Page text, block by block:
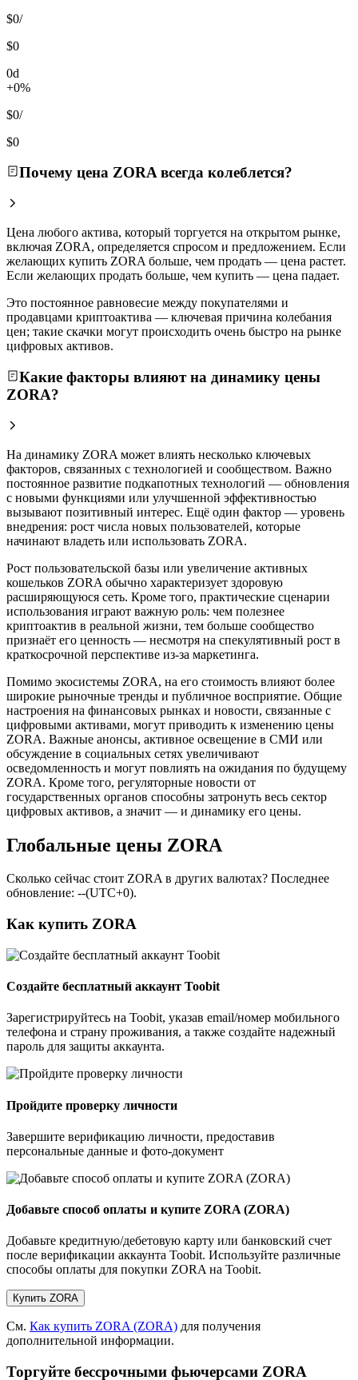
$0/
$0
0d
+0%
$0/
$0
Почему цена ZORA всегда колеблется?
Цена любого актива, который торгуется на открытом рынке,
включая ZORA, определяется спросом и предложением. Если
желающих купить ZORA больше, чем продать — цена растет.
Если желающих продать больше, чем купить — цена падает.
Это постоянное равновесие между покупателями и
продавцами криптоактива — ключевая причина колебания
цен; такие скачки могут происходить очень быстро на рынке
цифровых активов.
Какие факторы влияют на динамику цены
ZORA?
На динамику ZORA может влиять несколько ключевых
факторов, связанных с технологией и сообществом. Важно
постоянное развитие подкапотных технологий — обновления
с новыми функциями или улучшенной эффективностью
вызывают позитивный интерес. Ещё один фактор — уровень
внедрения: рост числа новых пользователей, которые
начинают владеть или использовать ZORA.
Рост пользовательской базы или увеличение активных
кошельков ZORA обычно характеризует здоровую
расширяющуюся сеть. Кроме того, практические сценарии
использования играют важную роль: чем полезнее
криптоактив в реальной жизни, тем больше сообщество
признаёт его ценность — несмотря на спекулятивный рост в
краткосрочной перспективе из-за маркетинга.
Помимо экосистемы ZORA, на его стоимость влияют более
широкие рыночные тренды и публичное восприятие. Общие
настроения на финансовых рынках и новости, связанные с
цифровыми активами, могут приводить к изменению цены
ZORA. Важные анонсы, активное освещение в СМИ или
обсуждение в социальных сетях увеличивают
осведомленность и могут повлиять на ожидания по будущему
ZORA. Кроме того, регуляторные новости от
государственных органов способны затронуть весь сектор
цифровых активов, а значит — и динамику его цены.
Глобальные цены ZORA
Сколько сейчас стоит ZORA в других валютах? Последнее
обновление: --(UTC+0).
Как купить ZORA
Создайте бесплатный аккаунт Toobit
Зарегистрируйтесь на Toobit, указав email/номер мобильного
телефона и страну проживания, а также создайте надежный
пароль для защиты аккаунта.
Пройдите проверку личности
Завершите верификацию личности, предоставив
персональные данные и фото-документ
Добавьте способ оплаты и купите ZORA (ZORA)
Добавьте кредитную/дебетовую карту или банковский счет
после верификации аккаунта Toobit. Используйте различные
способы оплаты для покупки ZORA на Toobit.
Купить ZORA
См. Как купить ZORA (ZORA) для получения
дополнительной информации.
Торгуйте бессрочными фьючерсами ZORA